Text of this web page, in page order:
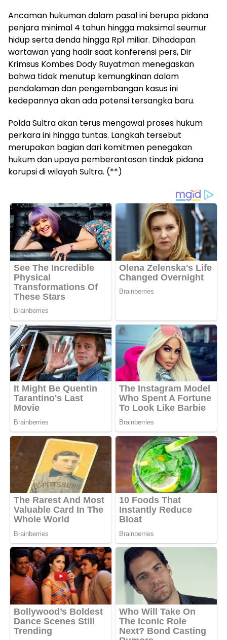
Ancaman hukuman dalam pasal ini berupa pidana
penjara minimal 4 tahun hingga maksimal seumur
hidup serta denda hingga Rp1 miliar. Dihadapan
wartawan yang hadir saat konferensi pers, Dir
Krimsus Kombes Dody Ruyatman menegaskan
bahwa tidak menutup kemungkinan dalam
pendalaman dan pengembangan kasus ini
kedepannya akan ada potensi tersangka baru.
Polda Sultra akan terus mengawal proses hukum
perkara ini hingga tuntas. Langkah tersebut
merupakan bagian dari komitmen penegakan
hukum dan upaya pemberantasan tindak pidana
korupsi di wilayah Sultra. (**)